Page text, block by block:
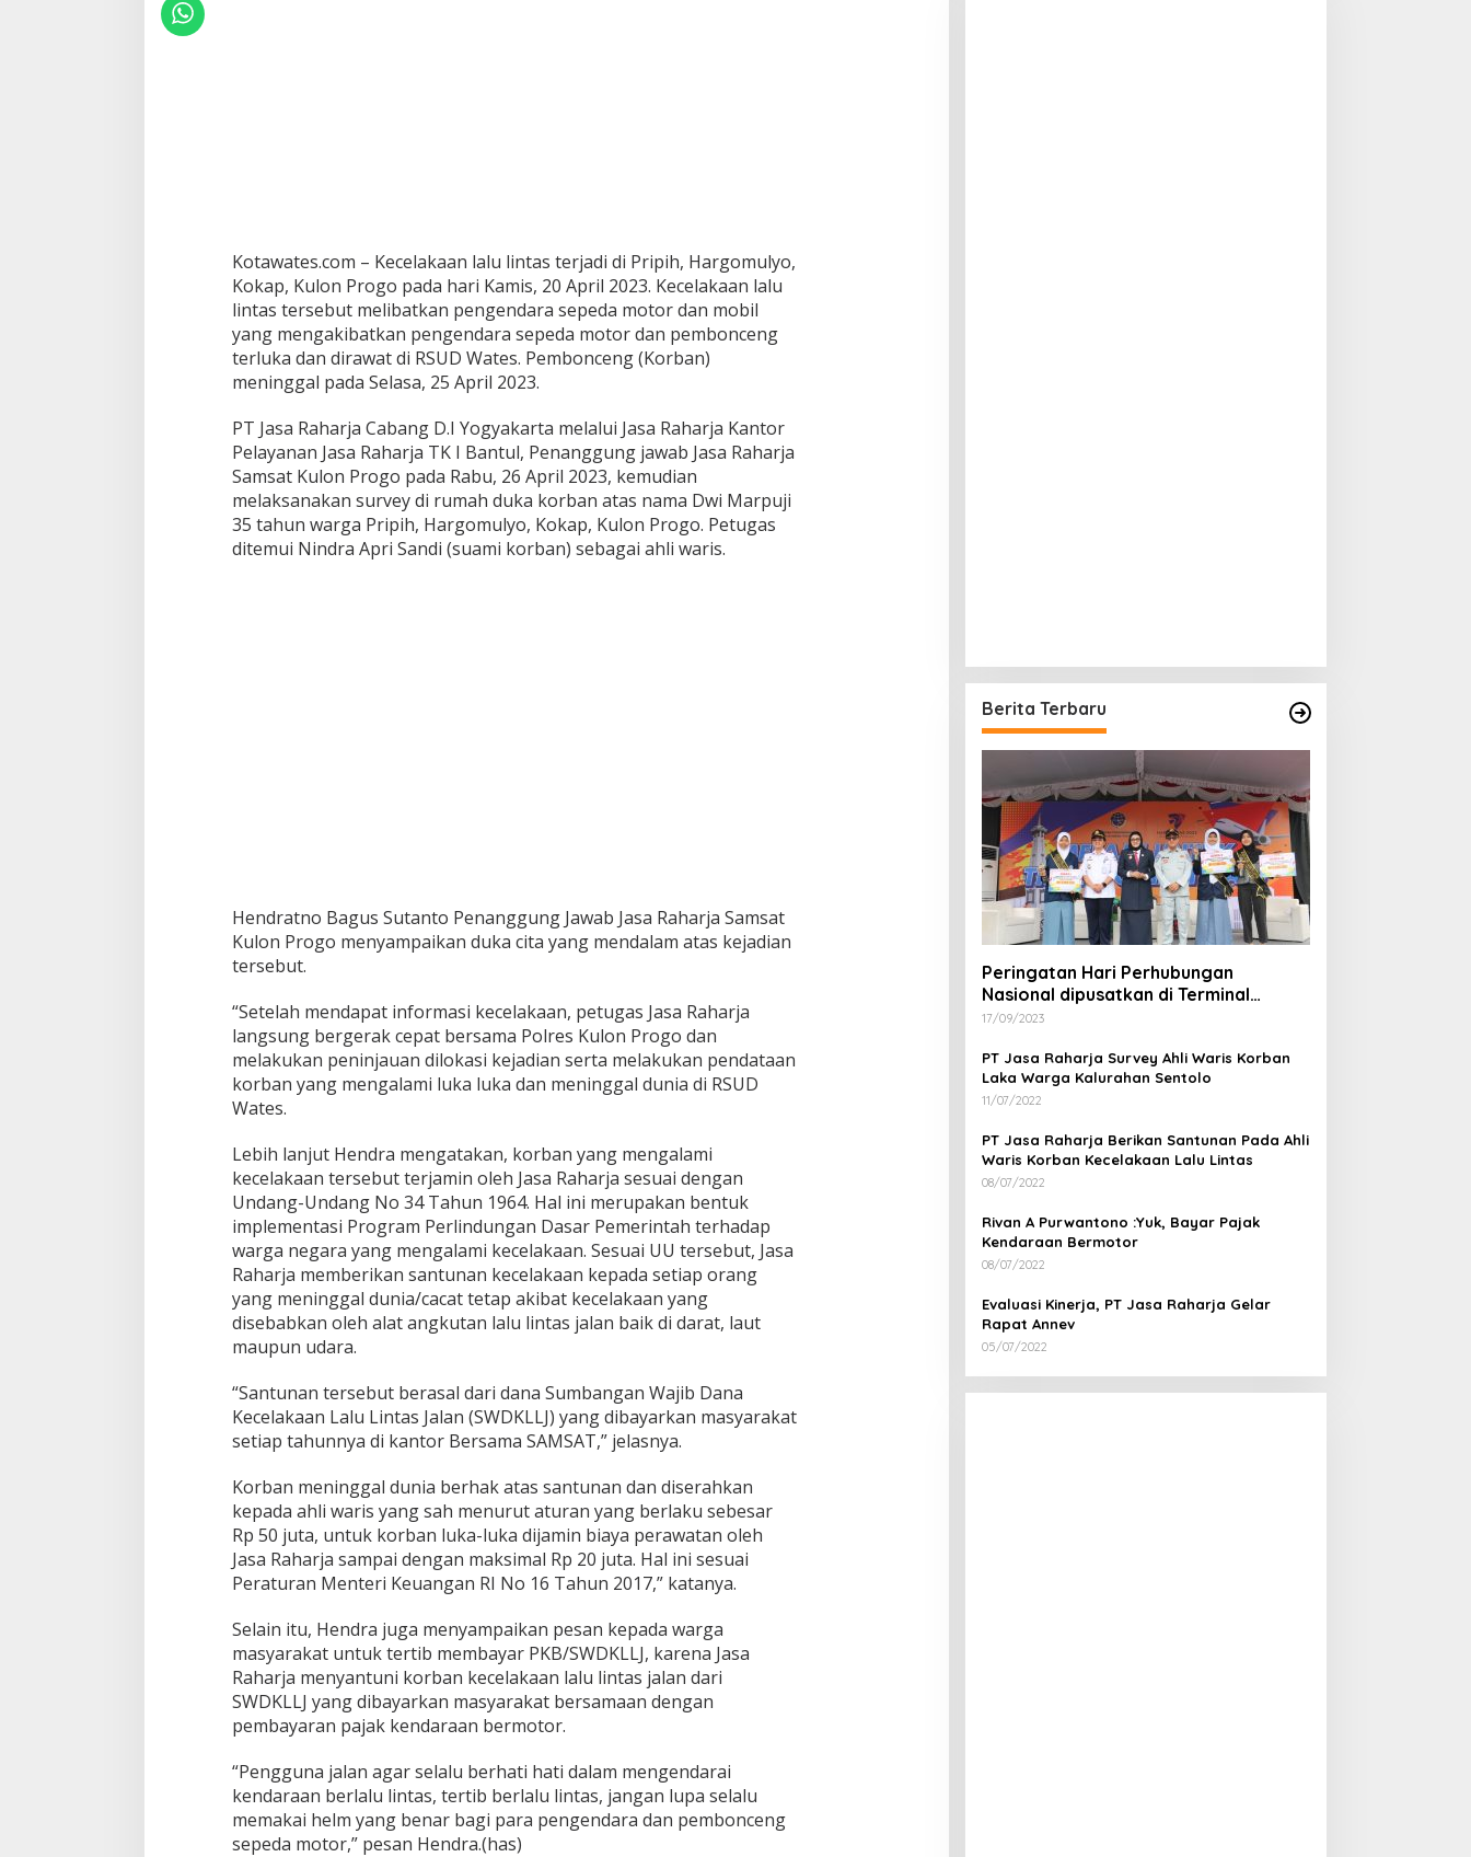
Kotawates.com – Kecelakaan lalu lintas terjadi di Pripih, Hargomulyo,
Kokap, Kulon Progo pada hari Kamis, 20 April 2023. Kecelakaan lalu
lintas tersebut melibatkan pengendara sepeda motor dan mobil
yang mengakibatkan pengendara sepeda motor dan pembonceng
terluka dan dirawat di RSUD Wates. Pembonceng (Korban)
meninggal pada Selasa, 25 April 2023.
PT Jasa Raharja Cabang D.I Yogyakarta melalui Jasa Raharja Kantor
Pelayanan Jasa Raharja TK I Bantul, Penanggung jawab Jasa Raharja
Samsat Kulon Progo pada Rabu, 26 April 2023, kemudian
melaksanakan survey di rumah duka korban atas nama Dwi Marpuji
35 tahun warga Pripih, Hargomulyo, Kokap, Kulon Progo. Petugas
ditemui Nindra Apri Sandi (suami korban) sebagai ahli waris.
Hendratno Bagus Sutanto Penanggung Jawab Jasa Raharja Samsat
Kulon Progo menyampaikan duka cita yang mendalam atas kejadian
tersebut.
“Setelah mendapat informasi kecelakaan, petugas Jasa Raharja
langsung bergerak cepat bersama Polres Kulon Progo dan
melakukan peninjauan dilokasi kejadian serta melakukan pendataan
korban yang mengalami luka luka dan meninggal dunia di RSUD
Wates.
Lebih lanjut Hendra mengatakan, korban yang mengalami
kecelakaan tersebut terjamin oleh Jasa Raharja sesuai dengan
Undang-Undang No 34 Tahun 1964. Hal ini merupakan bentuk
implementasi Program Perlindungan Dasar Pemerintah terhadap
warga negara yang mengalami kecelakaan. Sesuai UU tersebut, Jasa
Raharja memberikan santunan kecelakaan kepada setiap orang
yang meninggal dunia/cacat tetap akibat kecelakaan yang
disebabkan oleh alat angkutan lalu lintas jalan baik di darat, laut
maupun udara.
“Santunan tersebut berasal dari dana Sumbangan Wajib Dana
Kecelakaan Lalu Lintas Jalan (SWDKLLJ) yang dibayarkan masyarakat
setiap tahunnya di kantor Bersama SAMSAT,” jelasnya.
Korban meninggal dunia berhak atas santunan dan diserahkan
kepada ahli waris yang sah menurut aturan yang berlaku sebesar
Rp 50 juta, untuk korban luka-luka dijamin biaya perawatan oleh
Jasa Raharja sampai dengan maksimal Rp 20 juta. Hal ini sesuai
Peraturan Menteri Keuangan RI No 16 Tahun 2017,” katanya.
Selain itu, Hendra juga menyampaikan pesan kepada warga
masyarakat untuk tertib membayar PKB/SWDKLLJ, karena Jasa
Raharja menyantuni korban kecelakaan lalu lintas jalan dari
SWDKLLJ yang dibayarkan masyarakat bersamaan dengan
pembayaran pajak kendaraan bermotor.
“Pengguna jalan agar selalu berhati hati dalam mengendarai
kendaraan berlalu lintas, tertib berlalu lintas, jangan lupa selalu
memakai helm yang benar bagi para pengendara dan pembonceng
sepeda motor,” pesan Hendra.(has)
Berita Terbaru
Peringatan Hari Perhubungan
Nasional dipusatkan di Terminal
Wates Kulon Progo
17/09/2023
PT Jasa Raharja Survey Ahli Waris Korban
Laka Warga Kalurahan Sentolo
11/07/2022
PT Jasa Raharja Berikan Santunan Pada Ahli
Waris Korban Kecelakaan Lalu Lintas
08/07/2022
Rivan A Purwantono :Yuk, Bayar Pajak
Kendaraan Bermotor
08/07/2022
Evaluasi Kinerja, PT Jasa Raharja Gelar
Rapat Annev
05/07/2022